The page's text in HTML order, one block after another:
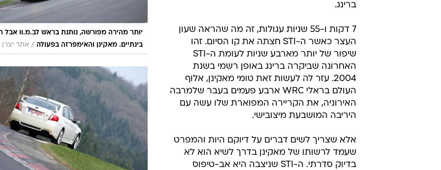
יותר מהירה מפורשה, נותנת בראש לב.מ.וו אבל
בינתיים. מאקינן והאימפרזה בפעולה / אתר יצרן
ברינג.
7 דקות ו-55 שניות עגולות, זה מה שהראה שעון
העצר כאשר ה-STI חצתה את קו הסיום. זהו
שיפור של יותר מארבע שניות לעומת ה-STI
האחרונה שביקרה ברינג באופן רשמי בשנת
2004. עזר לה לעשות זאת טומי מאקינן, אלוף
העולם בראלי WRC ארבע פעמים בעבר שלמרבה
האירוניה, את הקריירה המפוארת שלו עשה עם
היריבה המושבעת מיצובישי.
אלא שצריך לשים דברים על דיוקם היות והמפרט
שעמד לרשותו של מאקינן בדרך לשיא הוא לא
בדיוק סדרתי. ה-STI שניצבה היא אב-טיפוס